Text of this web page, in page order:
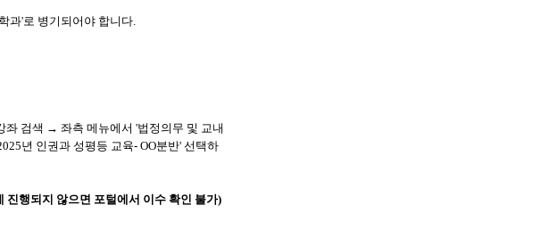
과'로 병기되어야 합니다.
좌 검색 → 좌측 메뉴에서 '법정의무 및 교내
년 인권과 성평등 교육- OO분반' 선택하
행되지 않으면 포털에서 이수 확인 불가)